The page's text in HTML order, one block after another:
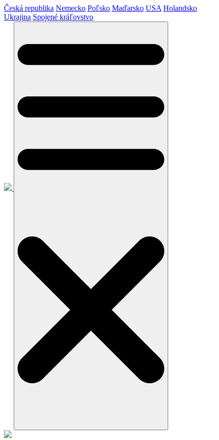
Česká republika Nemecko Poľsko Maďarsko USA Holandsko
Ukrajina Spojené kráľovstvo